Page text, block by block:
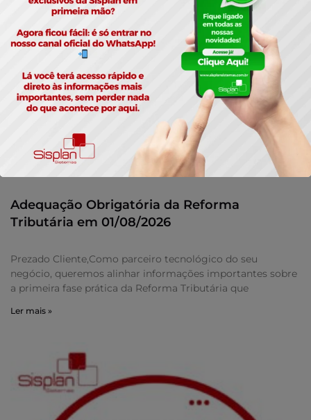
Adequação Obrigatória da Reforma
Tributária em 01/08/2026
Prezado Cliente,Como parceiro tecnológico do seu
negócio, queremos alinhar informações importantes sobre
a primeira fase prática da Reforma Tributária que
Ler mais »